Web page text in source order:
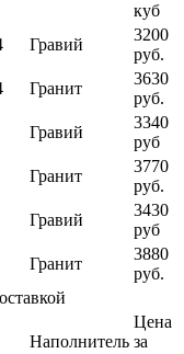
куб
Гравий
3200
руб.
Гранит
3630
руб.
Гравий
3340
руб
Гранит
3770
руб.
Гравий
3430
руб
Гранит
3880
руб.
Наполнитель
Цена
за